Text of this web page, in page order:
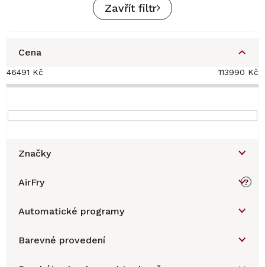
Zavřít filtr
Cena
46491 Kč 113990 Kč
Značky
AirFry ?
Automatické programy
Barevné provedení